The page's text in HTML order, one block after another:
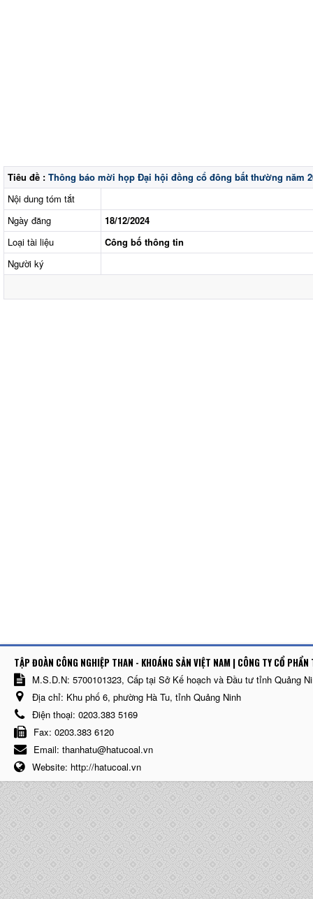
Tiêu đề : Thông báo mời họp Đại hội đồng cổ đông bất thường năm
Nội dung tóm tắt
Ngày đăng
18/12/2024
Loại tài liệu
Công bố thông tin
Người ký
TẬP ĐOÀN CÔNG NGHIỆP THAN - KHOÁNG SẢN VIỆT NAM | CÔNG TY CỔ
M.S.D.N: 5700101323, Cấp tại Sở Kế hoạch và Đầu tư tỉnh Quảng
Địa chỉ: Khu phố 6, phường Hà Tu, tỉnh Quảng Ninh
Điện thoại: 0203.383 5169
Fax: 0203.383 6120
Email: thanhatu@hatucoal.vn
Website: http://hatucoal.vn